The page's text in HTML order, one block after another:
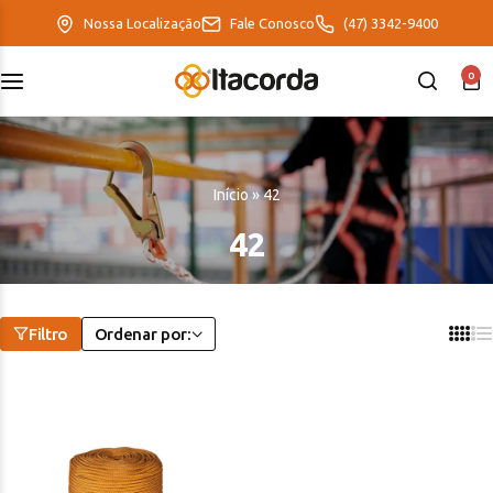
Nossa Localização Fale Conosco (47) 3342-9400
0
Início »42
42
Filtro Ordenar por:
EcoFriendly
ItaMaxx